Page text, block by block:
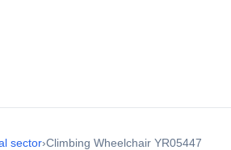
sector›Climbing Wheelchair YR05447